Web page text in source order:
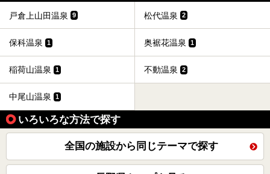
戸倉上山田温泉 9 松代温泉 2
保科温泉 1 奥裾花温泉 1
稲荷山温泉 1 不動温泉 2
中尾山温泉 1
いろいろな方法で探す
全国の施設から同じテーマで探す